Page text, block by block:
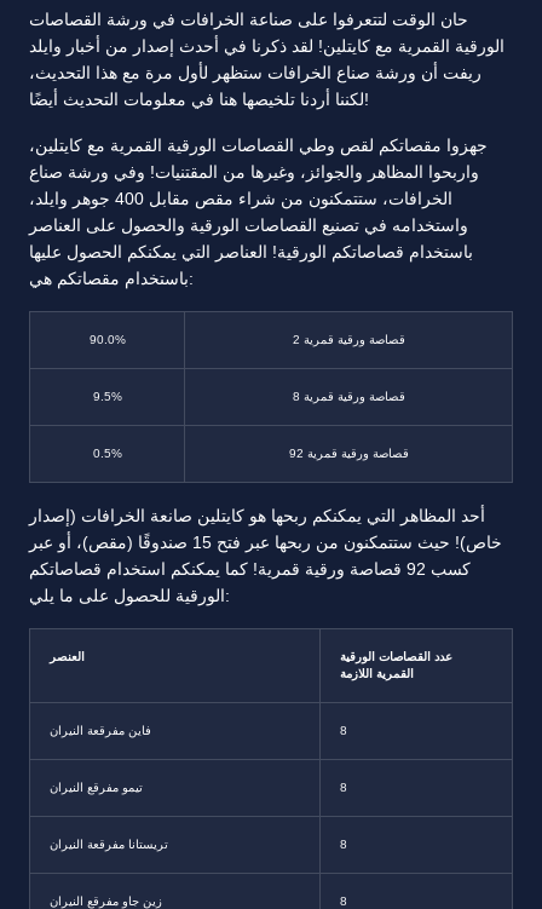
حان الوقت لتتعرفوا على صناعة الخرافات في ورشة القصاصات
الورقية القمرية مع كايتلين! لقد ذكرنا في أحدث إصدار من أخبار وايلد
ريفت أن ورشة صناع الخرافات ستظهر لأول مرة مع هذا التحديث،
لكننا أردنا تلخيصها هنا في معلومات التحديث أيضًا!
جهزوا مقصاتكم لقص وطي القصاصات الورقية القمرية مع كايتلين،
واربحوا المظاهر والجوائز، وغيرها من المقتنيات! وفي ورشة صناع
الخرافات، ستتمكنون من شراء مقص مقابل 400 جوهر وايلد،
واستخدامه في تصنيع القصاصات الورقية والحصول على العناصر
باستخدام قصاصاتكم الورقية! العناصر التي يمكنكم الحصول عليها
باستخدام مقصاتكم هي:
90.0% 2 قصاصة ورقية قمرية
9.5% 8 قصاصة ورقية قمرية
0.5% 92 قصاصة ورقية قمرية
أحد المظاهر التي يمكنكم ربحها هو كايتلين صانعة الخرافات (إصدار
خاص)! حيث ستتمكنون من ربحها عبر فتح 15 صندوقًا (مقص)، أو عبر
كسب 92 قصاصة ورقية قمرية! كما يمكنكم استخدام قصاصاتكم
الورقية للحصول على ما يلي:
العنصر
عدد القصاصات الورقية
القمرية اللازمة
فاين مفرقعة النيران 8
تيمو مفرقع النيران 8
تريستانا مفرقعة النيران 8
زين جاو مفرقع النيران 8